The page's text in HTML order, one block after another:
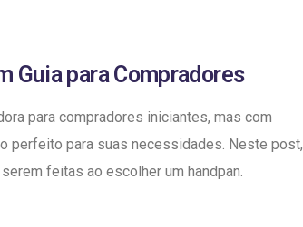
Guia para Compradores
para compradores iniciantes, mas com
perfeito para suas necessidades. Neste post,
feitas ao escolher um handpan.